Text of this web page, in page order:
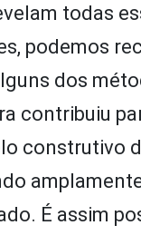
todas
podemos
dos
contribuiu
construtivo
É assim